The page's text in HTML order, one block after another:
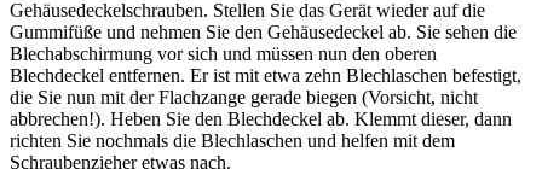
Gehäusedeckelschrauben. Stellen Sie das Gerät wieder auf die
Gummifüße und nehmen Sie den Gehäusedeckel ab. Sie sehen die
Blechabschirmung vor sich und müssen nun den oberen
Blechdeckel entfernen. Er ist mit etwa zehn Blechlaschen befestigt,
die Sie nun mit der Flachzange gerade biegen (Vorsicht, nicht
abbrechen!). Heben Sie den Blechdeckel ab. Klemmt dieser, dann
richten Sie nochmals die Blechlaschen und helfen mit dem
Schraubenzieher etwas nach.